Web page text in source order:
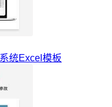
统Excel模板